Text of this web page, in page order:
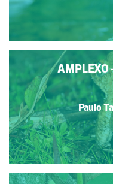
AMPLEXO
Paulo